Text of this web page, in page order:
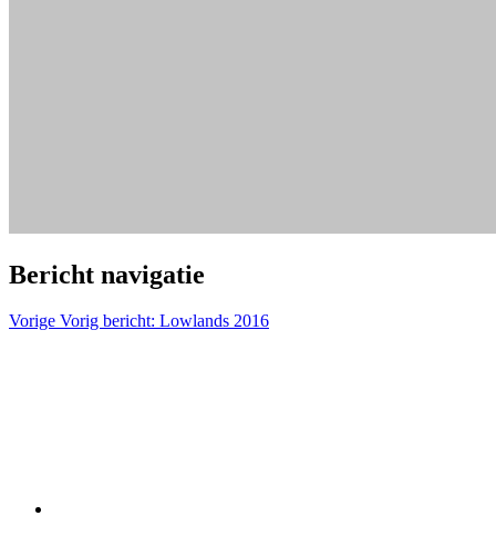
Bericht navigatie
Vorige Vorig bericht: Lowlands 2016